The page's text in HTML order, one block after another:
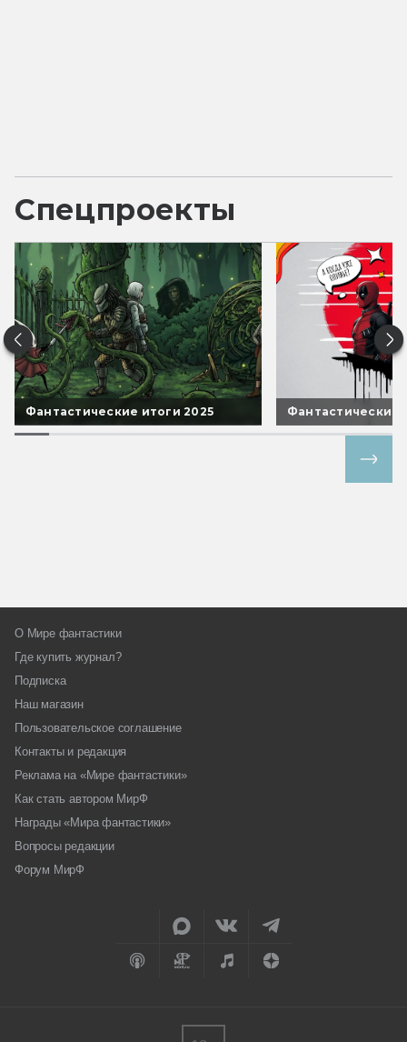
Спецпроекты
Фантастические итоги 2025 Фантастические
О Мире фантастики
Где купить журнал?
Подписка
Наш магазин
Пользовательское соглашение
Контакты и редакция
Реклама на «Мире фантастики»
Как стать автором МирФ
Награды «Мира фантастики»
Вопросы редакции
Форум МирФ